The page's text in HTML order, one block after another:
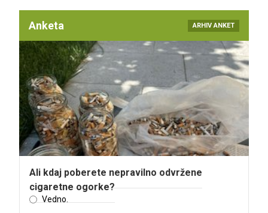
Anketa ARHIV ANKET
Ali kdaj poberete nepravilno odvržene
cigaretne ogorke?
Vedno.